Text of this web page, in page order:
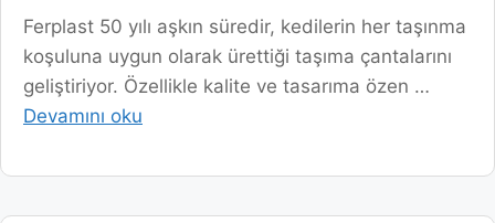
Ferplast 50 yılı aşkın süredir, kedilerin her taşınma
koşuluna uygun olarak ürettiği taşıma çantalarını
geliştiriyor. Özellikle kalite ve tasarıma özen …
Devamını oku